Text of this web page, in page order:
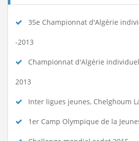
35e Championnat d'Algérie
-2013
Championnat d'Algérie
2013
Inter ligues jeunes, Chelghoum
1er Camp Olympique de la